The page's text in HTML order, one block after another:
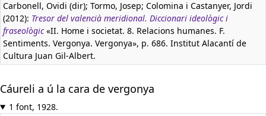
Carbonell, Ovidi (dir); Tormo, Josep; Colomina i Castanyer, Jordi
(2012): Tresor del valencià meridional. Diccionari ideològic i
fraseològic«II. Home i societat. 8. Relacions humanes. F.
Sentiments. Vergonya. Vergonya», p. 686. Institut Alacantí de
Cultura Juan Gil-Albert.
Cáureli a ú la cara de vergonya
1 font, 1928.